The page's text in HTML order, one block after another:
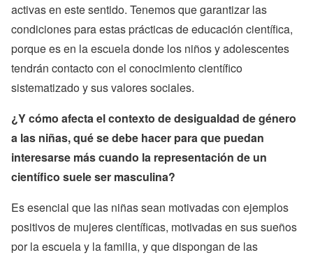
activas en este sentido. Tenemos que garantizar las
condiciones para estas prácticas de educación científica,
porque es en la escuela donde los niños y adolescentes
tendrán contacto con el conocimiento científico
sistematizado y sus valores sociales.
¿Y cómo afecta el contexto de desigualdad de género
a las niñas, qué se debe hacer para que puedan
interesarse más cuando la representación de un
científico suele ser masculina?
Es esencial que las niñas sean motivadas con ejemplos
positivos de mujeres científicas, motivadas en sus sueños
por la escuela y la familia, y que dispongan de las